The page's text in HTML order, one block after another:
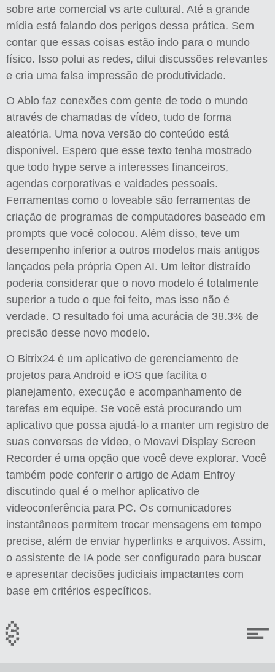
sobre arte comercial vs arte cultural. Até a grande
mídia está falando dos perigos dessa prática. Sem
contar que essas coisas estão indo para o mundo
físico. Isso polui as redes, dilui discussões relevantes
e cria uma falsa impressão de produtividade.
O Ablo faz conexões com gente de todo o mundo
através de chamadas de vídeo, tudo de forma
aleatória. Uma nova versão do conteúdo está
disponível. Espero que esse texto tenha mostrado
que todo hype serve a interesses financeiros,
agendas corporativas e vaidades pessoais.
Ferramentas como o loveable são ferramentas de
criação de programas de computadores baseado em
prompts que você colocou. Além disso, teve um
desempenho inferior a outros modelos mais antigos
lançados pela própria Open AI. Um leitor distraído
poderia considerar que o novo modelo é totalmente
superior a tudo o que foi feito, mas isso não é
verdade. O resultado foi uma acurácia de 38.3% de
precisão desse novo modelo.
O Bitrix24 é um aplicativo de gerenciamento de
projetos para Android e iOS que facilita o
planejamento, execução e acompanhamento de
tarefas em equipe. Se você está procurando um
aplicativo que possa ajudá-lo a manter um registro de
suas conversas de vídeo, o Movavi Display Screen
Recorder é uma opção que você deve explorar. Você
também pode conferir o artigo de Adam Enfroy
discutindo qual é o melhor aplicativo de
videoconferência para PC. Os comunicadores
instantâneos permitem trocar mensagens em tempo
precise, além de enviar hyperlinks e arquivos. Assim,
o assistente de IA pode ser configurado para buscar
e apresentar decisões judiciais impactantes com
base em critérios específicos.